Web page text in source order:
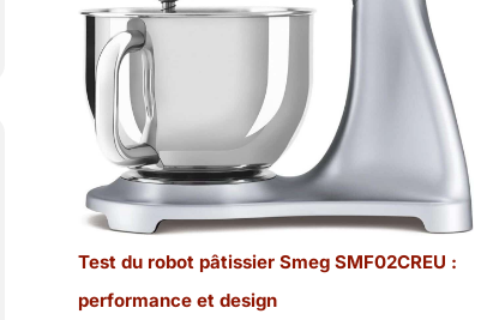
Test du robot pâtissier Smeg SMF02CREU :
performance et design